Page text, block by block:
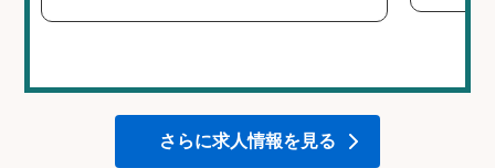
さらに求人情報を見る